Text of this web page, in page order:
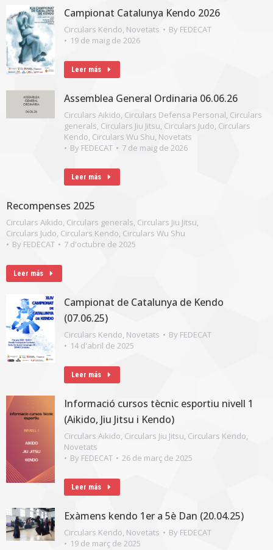
Campionat Catalunya Kendo 2026
Circulars Kendo, Novetats By FEDECAT
19 de maig de 2026
Leer más
Assemblea General Ordinaria 06.06.26
Circulars Aikido, Circulars Defensa Personal, Circulars
generals, Circulars Jiu Jitsu, Circulars Judo, Circulars
Kendo, Circulars Wu Shu, Novetats
By FEDECAT 7 de maig de 2026
Leer más
Recompenses 2025
Circulars Aikido, Circulars generals, Circulars Jiu Jitsu,
Circulars Judo, Circulars Kendo, Circulars Wu Shu
By FEDECAT 7 d'octubre de 2025
Leer más
Campionat de Catalunya de Kendo
(07.06.25)
Circulars Kendo, Novetats By FEDECAT
14 d'abril de 2025
Leer más
Informació cursos tècnic esportiu nivell 1
(Aikido, Jiu Jitsu i Kendo)
Circulars Aikido, Circulars Jiu Jitsu, Circulars Kendo,
Novetats
By FEDECAT 26 de març de 2025
Leer más
Exàmens kendo 1er a 5è Dan (20.04.25)
Circulars Kendo, Novetats By FEDECAT
19 de març de 2025